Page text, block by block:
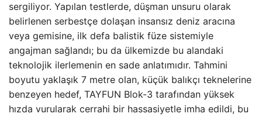
sergiliyor. Yapılan testlerde, düşman unsuru olarak
belirlenen serbestçe dolaşan insansız deniz aracına
veya gemisine, ilk defa balistik füze sistemiyle
angajman sağlandı; bu da ülkemizde bu alandaki
teknolojik ilerlemenin en sade anlatımıdır. Tahmini
boyutu yaklaşık 7 metre olan, küçük balıkçı teknelerine
benzeyen hedef, TAYFUN Blok-3 tarafından yüksek
hızda vurularak cerrahi bir hassasiyetle imha edildi, bu